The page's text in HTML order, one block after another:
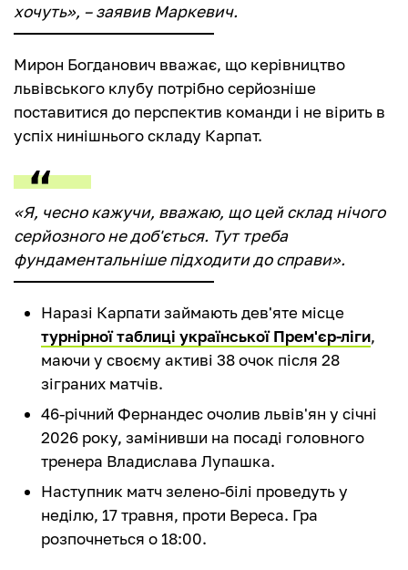
хочуть», – заявив Маркевич.
Мирон Богданович вважає, що керівництво
львівського клубу потрібно серйозніше
поставитися до перспектив команди і не вірить в
успіх нинішнього складу Карпат.
«Я, чесно кажучи, вважаю, що цей склад нічого
серйозного не доб'ється. Тут треба
фундаментальніше підходити до справи».
Наразі Карпати займають дев'яте місце
турнірної таблиці української Прем'єр-ліги,
маючи у своєму активі 38 очок після 28
зіграних матчів.
46-річний Фернандес очолив львів'ян у січні
2026 року, замінивши на посаді головного
тренера Владислава Лупашка.
Наступник матч зелено-білі проведуть у
неділю, 17 травня, проти Вереса. Гра
розпочнеться о 18:00.